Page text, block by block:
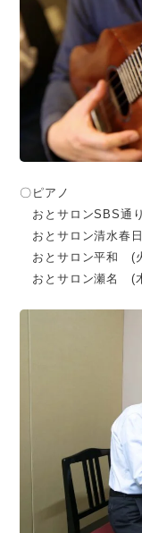
〇ピアノ
おとサロンSBS通
おとサロン清水
おとサロン平和 (
おとサロン瀬名 (